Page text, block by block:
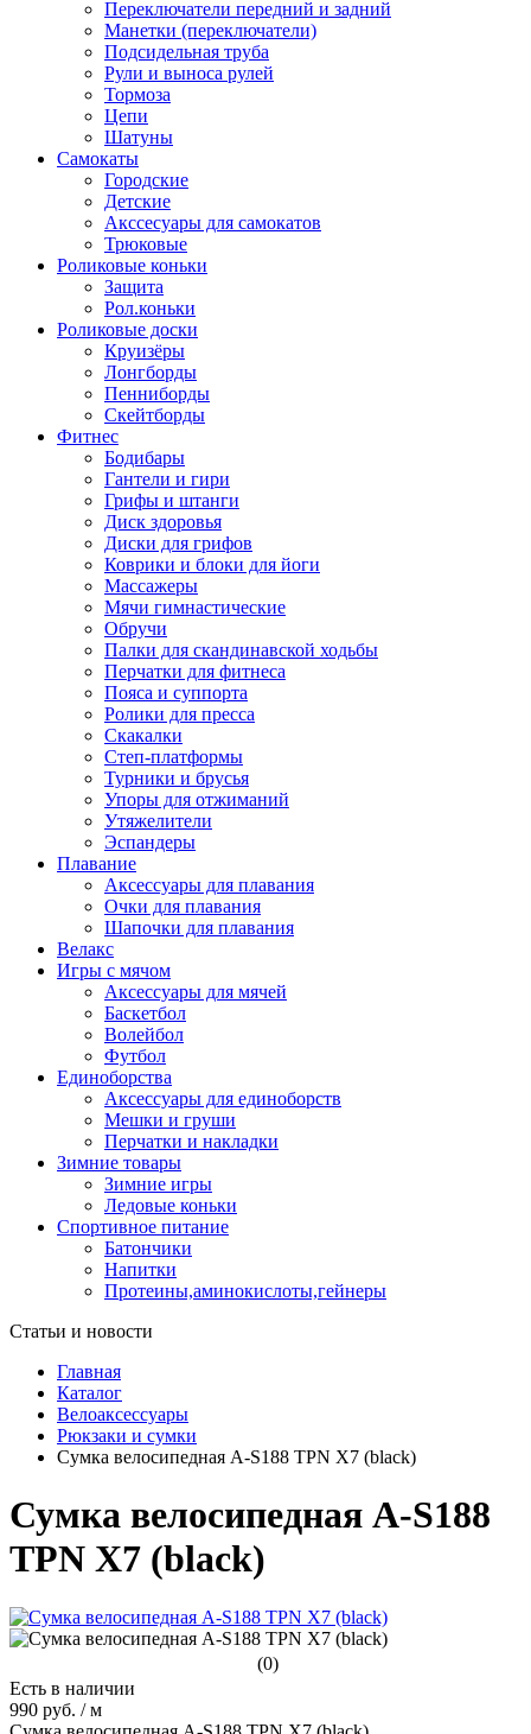
Переключатели передний и задний
Манетки (переключатели)
Подсидельная труба
Рули и выноса рулей
Тормоза
Цепи
Шатуны
Самокаты
Городские
Детские
Акссесуары для самокатов
Трюковые
Роликовые коньки
Защита
Рол.коньки
Роликовые доски
Круизёры
Лонгборды
Пенниборды
Скейтборды
Фитнес
Бодибары
Гантели и гири
Грифы и штанги
Диск здоровья
Диски для грифов
Коврики и блоки для йоги
Массажеры
Мячи гимнастические
Обручи
Палки для скандинавской ходьбы
Перчатки для фитнеса
Пояса и суппорта
Ролики для пресса
Скакалки
Степ-платформы
Турники и брусья
Упоры для отжиманий
Утяжелители
Эспандеры
Плавание
Аксессуары для плавания
Очки для плавания
Шапочки для плавания
Велакс
Игры с мячом
Аксессуары для мячей
Баскетбол
Волейбол
Футбол
Единоборства
Аксессуары для единоборств
Мешки и груши
Перчатки и накладки
Зимние товары
Зимние игры
Ледовые коньки
Спортивное питание
Батончики
Напитки
Протеины,аминокислоты,гейнеры
Статьи и новости
Главная
Каталог
Велоаксессуары
Рюкзаки и сумки
Сумка велосипедная A-S188 TPN X7 (black)
Сумка велосипедная A-S188
TPN X7 (black)
(0)
Есть в наличии
990 руб. / м